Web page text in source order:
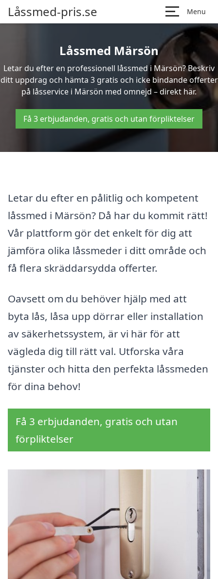
Låssmed-pris.se Menu
Låssmed Märsön
Letar du efter en professionell låssmed i Märsön? Beskriv
ditt uppdrag och hämta 3 gratis och icke bindande offerter
på låsservice i Märsön med omnejd – direkt här.
Få 3 erbjudanden, gratis och utan förpliktelser
Letar du efter en pålitlig och kompetent
låssmed i Märsön? Då har du kommit rätt!
Vår plattform gör det enkelt för dig att
jämföra olika låssmeder i ditt område och
få flera skräddarsydda offerter.
Oavsett om du behöver hjälp med att
byta lås, låsa upp dörrar eller installation
av säkerhetssystem, är vi här för att
vägleda dig till rätt val. Utforska våra
tjänster och hitta den perfekta låssmeden
för dina behov!
Få 3 erbjudanden, gratis och utan
förpliktelser